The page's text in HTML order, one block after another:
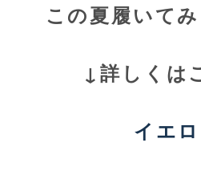
この夏履いて
↓詳しくは
イエ